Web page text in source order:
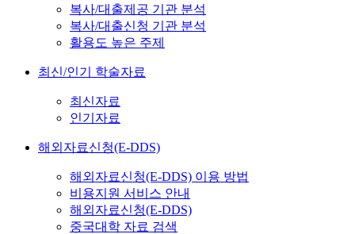
복사/대출제공 기관 분석
복사/대출신청 기관 분석
활용도 높은 주제
최신/인기 학술자료
최신자료
인기자료
해외자료신청(E-DDS)
해외자료신청(E-DDS) 이용 방법
비용지원 서비스 안내
해외자료신청(E-DDS)
중국대학 자료 검색